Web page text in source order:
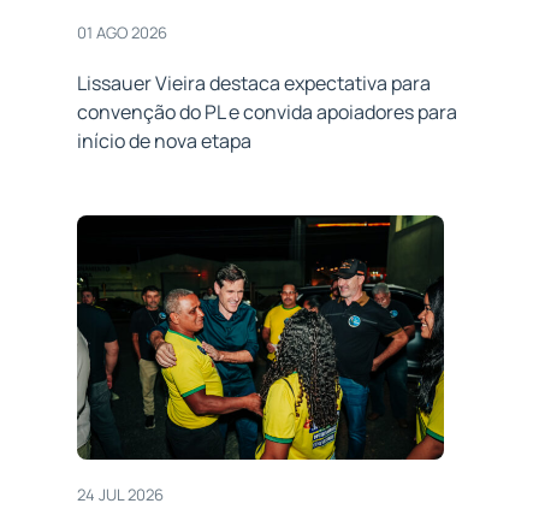
01 AGO 2026
Lissauer Vieira destaca expectativa para
convenção do PL e convida apoiadores para
início de nova etapa
24 JUL 2026